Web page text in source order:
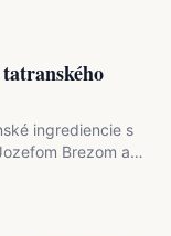
ingrediencie s
Brezom a…